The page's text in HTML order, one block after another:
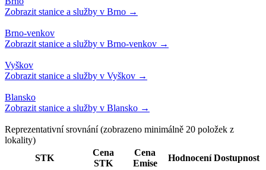
Reprezentativní srovnání(zobrazeno minimálně 20 položek z
lokality)
STK
Cena
STK
Cena
Emise
Hodnocení Dostupnost